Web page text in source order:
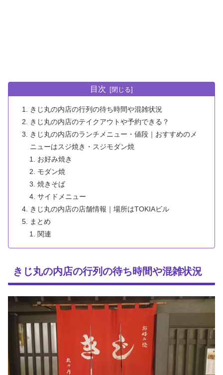
目次
きじ丸の内店の行列の待ち時間や混雑状況
きじ丸の内店のテイクアウトや予約できる？
きじ丸の内店のランチメニュー・値段｜おすすめのメ
ニューはスジ焼き・スジモダン焼
お好み焼き
モダン焼
焼きそば
サイドメニュー
きじ丸の内店の店舗情報｜場所はTOKIAビル
まとめ
関連
きじ丸の内店の行列の待ち時間や混雑状況